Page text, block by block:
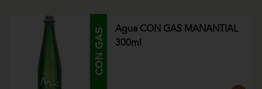
Agua CON GAS MANANTIAL
300ml